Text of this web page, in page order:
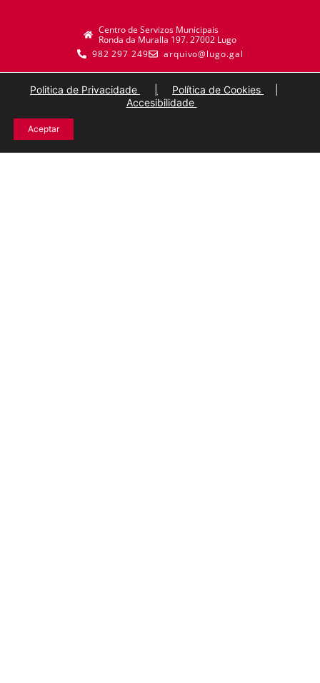
Centro de Servizos Municipais
Ronda da Muralla 197. 27002 Lugo
982 297 249
arquivo@lugo.gal
Politica de Privacidade Política de Cookies
Accesibilidade
Aceptar